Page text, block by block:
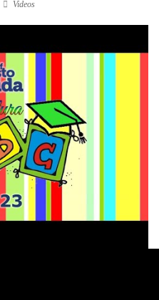
Videos